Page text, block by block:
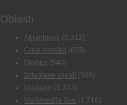
Oblasti
Aktuelnosti (5,312)
Crna hronika (859)
Globus (540)
Izdvojene vijesti (509)
Magazin (1,373)
Multimedija Sve (1,716)